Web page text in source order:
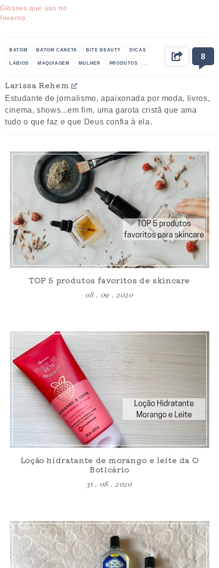
Glosses que uso no
Inverno
BATOM BATOM CANETA BITE BEAUTY DICAS
LÁBIOS MAQUIAGEM MULHER PRODUTOS
8
Larissa Rehem
Estudante de jornalismo, apaixonada por moda, livros,
cinema, shows...em fim, uma garota cristã que ama
tudo o que faz e que Deus confia à ela.
TOP 5 produtos favoritos de skincare
08 . 09 . 2020
Loção hidratante de morango e leite da O
Boticário
31 . 08 . 2020